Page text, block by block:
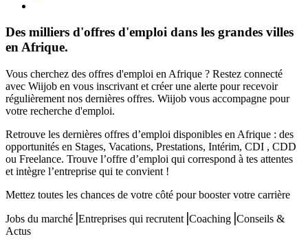
Des milliers d'offres d'emploi dans les grandes villes
en Afrique.
Vous cherchez des offres d'emploi en Afrique ? Restez connecté
avec Wiijob en vous inscrivant et créer une alerte pour recevoir
régulièrement nos dernières offres. Wiijob vous accompagne pour
votre recherche d'emploi.
Retrouve les dernières offres d’emploi disponibles en Afrique : des
opportunités en Stages, Vacations, Prestations, Intérim, CDI , CDD
ou Freelance. Trouve l’offre d’emploi qui correspond à tes attentes
et intègre l’entreprise qui te convient !
Mettez toutes les chances de votre côté pour booster votre carrière
Jobs du marché⎟Entreprises qui recrutent⎟Coaching⎟Conseils &
Actus